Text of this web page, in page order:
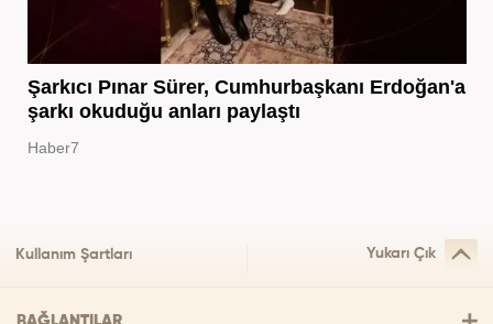
Şarkıcı Pınar Sürer, Cumhurbaşkanı Erdoğan'a
şarkı okuduğu anları paylaştı
Haber7
Kullanım Şartları Yukarı Çık